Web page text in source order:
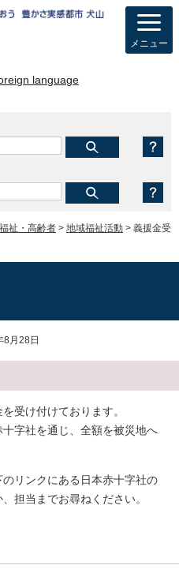
language
メニュー
福祉・高齢者 > 地域福祉活動 > 義援金受
月28日
受け付けております。
字社を通じ、全額を被災地へ
リンクにある日本赤十字社の
担当までお尋ねください。